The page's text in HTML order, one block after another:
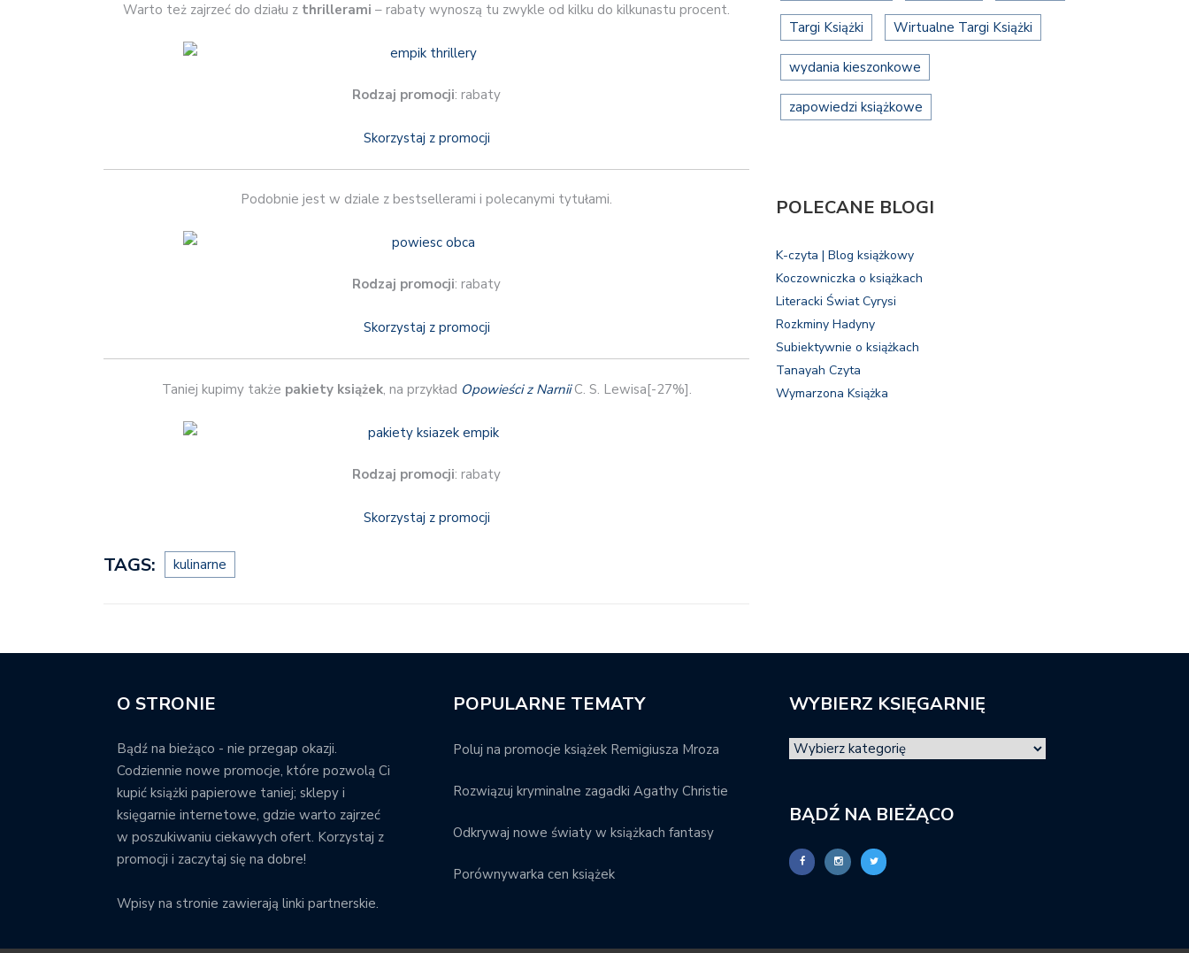
Warto też zajrzeć do działu z thrillerami – rabaty wynoszą tu zwykle od kilku do kilkunastu procent.
Rodzaj promocji: rabaty
Skorzystaj z promocji
Podobnie jest w dziale z bestsellerami i polecanymi tytułami.
Rodzaj promocji: rabaty
Skorzystaj z promocji
Taniej kupimy także pakiety książek, na przykład Opowieści z NarniiC. S. Lewisa[-27%].
Rodzaj promocji: rabaty
Skorzystaj z promocji
TAGS: kulinarne
Targi Książki Wirtualne Targi Książki
wydania kieszonkowe
zapowiedzi książkowe
POLECANE BLOGI
K-czyta | Blog książkowy
Koczowniczka o książkach
Literacki Świat Cyrysi
Rozkminy Hadyny
Subiektywnie o książkach
Tanayah Czyta
Wymarzona Książka
O STRONIE
Bądź na bieżąco - nie przegap okazji.
Codziennie nowe promocje, które pozwolą Ci
kupić książki papierowe taniej; sklepy i
księgarnie internetowe, gdzie warto zajrzeć
w poszukiwaniu ciekawych ofert. Korzystaj z
promocji i zaczytaj się na dobre!
Wpisy na stronie zawierają linki partnerskie.
POPULARNE TEMATY
Poluj na promocje książek Remigiusza Mroza
Rozwiązuj kryminalne zagadki Agathy Christie
Odkrywaj nowe światy w książkach fantasy
Porównywarka cen książek
WYBIERZ KSIĘGARNIĘ
BĄDŹ NA BIEŻĄCO